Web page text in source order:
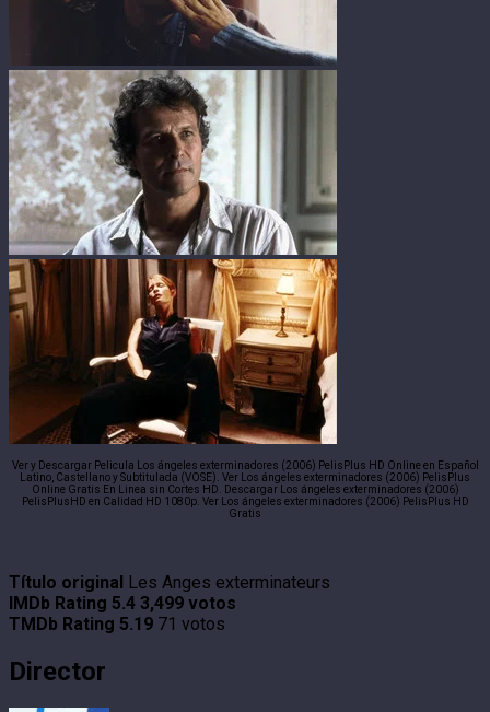
Ver y Descargar Pelicula Los ángeles exterminadores (2006) PelisPlus HD Online en Español
Latino, Castellano y Subtitulada (VOSE). Ver Los ángeles exterminadores (2006) PelisPlus
Online Gratis En Linea sin Cortes HD. Descargar Los ángeles exterminadores (2006)
PelisPlusHD en Calidad HD 1080p. Ver Los ángeles exterminadores (2006) PelisPlus HD
Gratis
Título original Les Anges exterminateurs
IMDb Rating 5.4 3,499 votos
TMDb Rating 5.19 71 votos
Director